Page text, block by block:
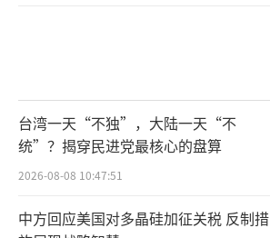
台湾一天“不独”，大陆一天“不
统”？揭穿民进党最核心的盘算
2026-08-08 10:47:51
中方回应美国对多晶硅加征关税 反制措